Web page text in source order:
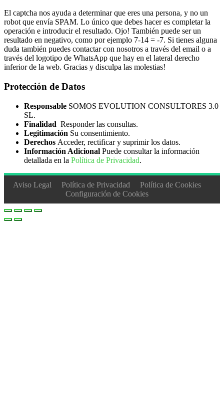
El captcha nos ayuda a determinar que eres una persona, y no un
robot que envía SPAM. Lo único que debes hacer es completar la
operación e introducir el resultado. Ojo! También puede ser un
resultado en negativo, como por ejemplo 7-14 = -7. Si tienes alguna
duda también puedes contactar con nosotros a través del email o a
través del logotipo de WhatsApp que hay en el lateral derecho
inferior de la web. Gracias y disculpa las molestias!
Protección de Datos
Responsable SOMOS EVOLUTION CONSULTORES 3.0
SL.
Finalidad Responder las consultas.
Legitimación Su consentimiento.
Derechos Acceder, rectificar y suprimir los datos.
Información Adicional Puede consultar la información
detallada en la Política de Privacidad.
Aviso Legal Política de Privacidad
Política de Cookies
Configuración de Cookies